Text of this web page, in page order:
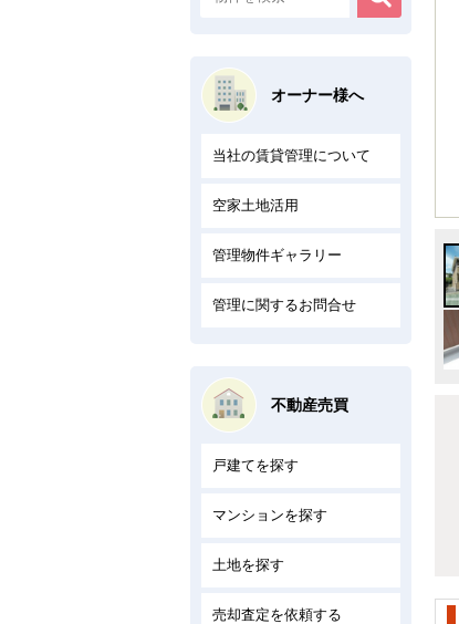
オーナー様へ
当社の賃貸管理について
空家土地活用
管理物件ギャラリー
管理に関するお問合せ
不動産売買
戸建てを探す
マンションを探す
土地を探す
売却査定を依頼する